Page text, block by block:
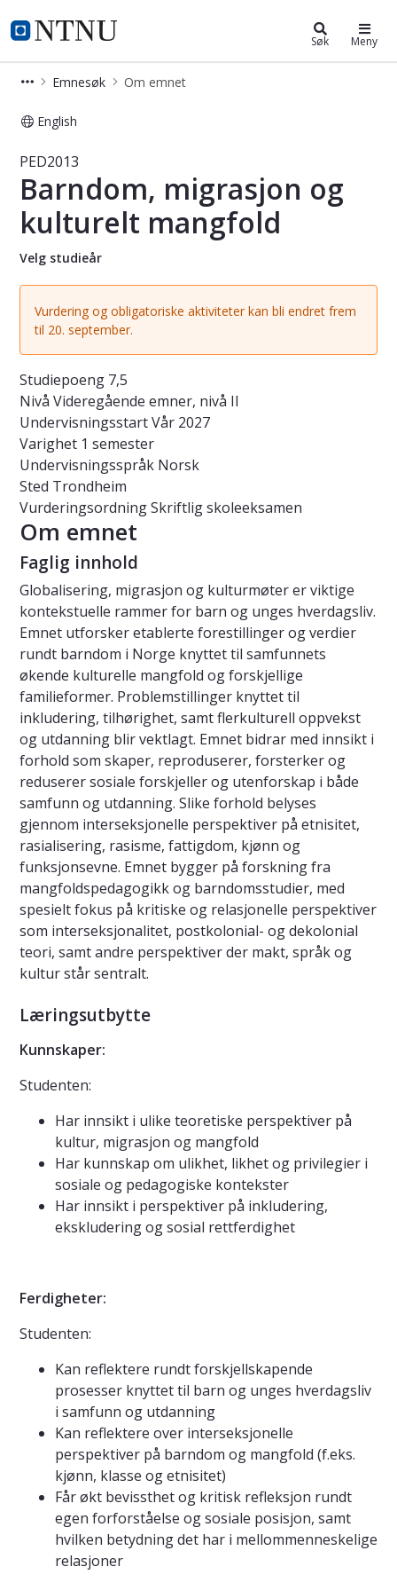
NTNU Hjemmeside
Studier Søk Meny
Emnesøk Om emnet
English
Emne - Barndom, migrasjon og
PED2013
Barndom, migrasjon og
kulturelt mangfold
Velg studieår
Vurdering og obligatoriske aktiviteter kan bli endret frem
til 20. september.
Studiepoeng 7,5
Nivå Videregående emner, nivå II
UndervisningsstartVår 2027
Varighet 1 semester
Undervisningsspråk Norsk
Sted Trondheim
VurderingsordningSkriftlig skoleeksamen
Om emnet
Faglig innhold
Globalisering, migrasjon og kulturmøter er viktige
kontekstuelle rammer for barn og unges hverdagsliv.
Emnet utforsker etablerte forestillinger og verdier
rundt barndom i Norge knyttet til samfunnets
økende kulturelle mangfold og forskjellige
familieformer. Problemstillinger knyttet til
inkludering, tilhørighet, samt flerkulturell oppvekst
og utdanning blir vektlagt. Emnet bidrar med innsikt i
forhold som skaper, reproduserer, forsterker og
reduserer sosiale forskjeller og utenforskap i både
samfunn og utdanning. Slike forhold belyses
gjennom interseksjonelle perspektiver på etnisitet,
rasialisering, rasisme, fattigdom, kjønn og
funksjonsevne. Emnet bygger på forskning fra
mangfoldspedagogikk og barndomsstudier, med
spesielt fokus på kritiske og relasjonelle perspektiver
som interseksjonalitet, postkolonial- og dekolonial
teori, samt andre perspektiver der makt, språk og
kultur står sentralt.
Læringsutbytte
Kunnskaper:
Studenten:
Har innsikt i ulike teoretiske perspektiver på
kultur, migrasjon og mangfold
Har kunnskap om ulikhet, likhet og privilegier i
sosiale og pedagogiske kontekster
Har innsikt i perspektiver på inkludering,
ekskludering og sosial rettferdighet
Ferdigheter:
Studenten:
Kan reflektere rundt forskjellskapende
prosesser knyttet til barn og unges hverdagsliv
i samfunn og utdanning
Kan reflektere over interseksjonelle
perspektiver på barndom og mangfold (f.eks.
kjønn, klasse og etnisitet)
Får økt bevissthet og kritisk refleksjon rundt
egen forforståelse og sosiale posisjon, samt
hvilken betydning det har i mellommenneskelige
relasjoner